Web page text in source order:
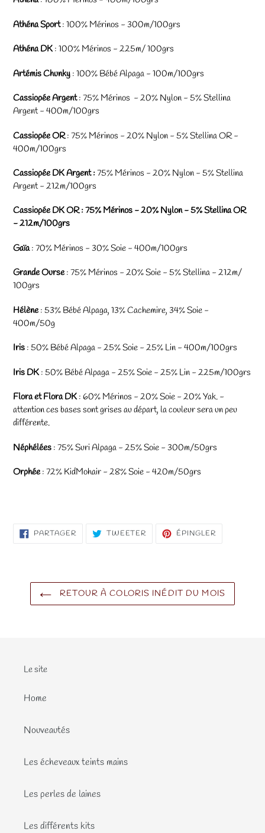
Athéna Sport: 100% Mérinos - 300m/100grs
Athéna DK: 100% Mérinos - 225m/ 100grs
Artémis Chunky : 100% Bébé Alpaga - 100m/100grs
Cassiopée Argent: 75% Mérinos - 20% Nylon - 5% Stellina
Argent - 400m/100grs
Cassiopée OR: 75% Mérinos - 20% Nylon - 5% Stellina OR -
400m/100grs
Cassiopée DK Argent :75% Mérinos - 20% Nylon - 5% Stellina
Argent - 212m/100grs
Cassiopée DK OR :75% Mérinos - 20% Nylon - 5% Stellina OR
- 212m/100grs
Gaïa: 70% Mérinos - 30% Soie - 400m/100grs
Grande Ourse: 75% Mérinos - 20% Soie - 5% Stellina - 212m/
100grs
Hélène: 53% Bébé Alpaga, 13% Cachemire, 34% Soie -
400m/50g
Iris : 50% Bébé Alpaga - 25% Soie - 25% Lin - 400m/100grs
Iris DK: 50% Bébé Alpaga - 25% Soie - 25% Lin - 225m/100grs
Flora et Flora DK: 60% Mérinos - 20% Soie - 20% Yak. -
attention ces bases sont grises au départ, la couleur sera un peu
différente.
Néphélées : 75% Suri Alpaga - 25% Soie - 300m/50grs
Orphée: 72% KidMohair - 28% Soie - 420m/50grs
PARTAGERPARTAGER
SUR
TWEETER TWEETERÉPINGLER
RETOUR À COLORIS INÉDIT DU MOIS
Le site
Home
Nouveautés
Les écheveaux teints mains
Les perles de laines
Les différents kits